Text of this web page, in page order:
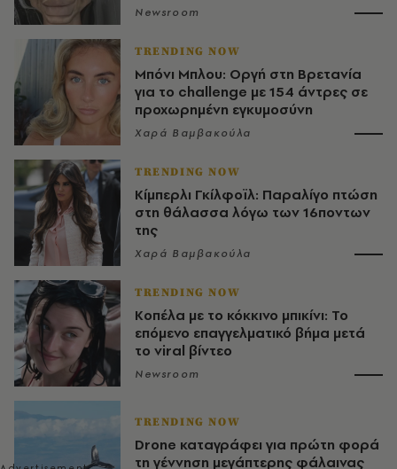
Newsroom
TRENDING NOW
Μπόνι Μπλου: Οργή στη Βρετανία
για το challenge με 154 άντρες σε
προχωρημένη εγκυμοσύνη
Χαρά Βαμβακούλα
TRENDING NOW
Κίμπερλι Γκίλφοϊλ: Παραλίγο πτώση
στη θάλασσα λόγω των 16ποντων
της
Χαρά Βαμβακούλα
TRENDING NOW
Κοπέλα με το κόκκινο μπικίνι: Το
επόμενο επαγγελματικό βήμα μετά
το viral βίντεο
Newsroom
TRENDING NOW
Drone καταγράφει για πρώτη φορά
τη γέννηση μεγάπτερης φάλαινας